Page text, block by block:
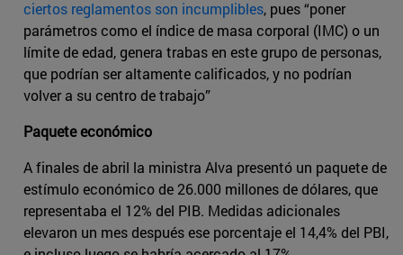
ciertos reglamentos son incumplibles, pues “poner
parámetros como el índice de masa corporal (IMC) o un
límite de edad, genera trabas en este grupo de personas,
que podrían ser altamente calificados, y no podrían
volver a su centro de trabajo”
Paquete económico
A finales de abril la ministra Alva presentó un paquete de
estímulo económico de 26.000 millones de dólares, que
representaba el 12% del PIB. Medidas adicionales
elevaron un mes después ese porcentaje el 14,4% del PBI,